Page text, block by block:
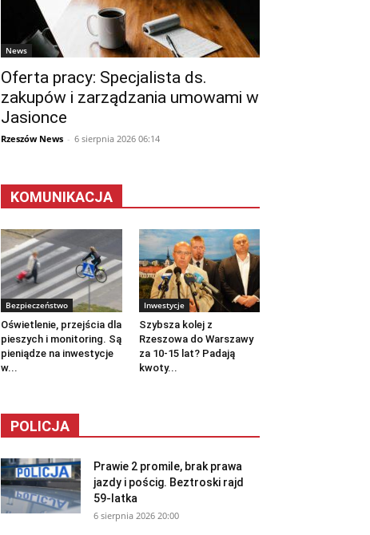
News
Oferta pracy: Specjalista ds.
zakupów i zarządzania umowami w
Jasionce
Rzeszów News - 6 sierpnia 2026 06:14
KOMUNIKACJA
Bezpieczeństwo
Oświetlenie, przejścia dla
pieszych i monitoring. Są
pieniądze na inwestycje
w...
Inwestycje
Szybsza kolej z
Rzeszowa do Warszawy
za 10-15 lat? Padają
kwoty...
POLICJA
Prawie 2 promile, brak prawa
jazdy i pościg. Beztroski rajd
59-latka
6 sierpnia 2026 20:00